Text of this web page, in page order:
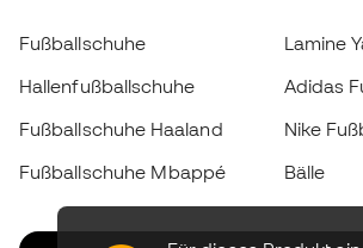
Fußballschuhe
Hallenfußballschuhe
Fußballschuhe Haaland
Fußballschuhe Mbappé
Lamine
Adidas
Nike
Bälle